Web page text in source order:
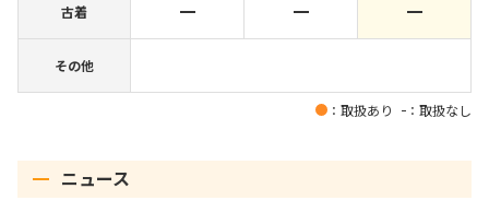
古着
その他
：取扱あり ：取扱なし
ニュース